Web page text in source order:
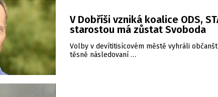
V Dobříši vzniká koalice ODS,
starostou má zůstat Svoboda
Volby v devítitisícovém městě vyhráli
těsně následovaní …